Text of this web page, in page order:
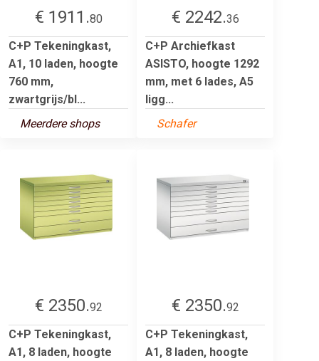
€ 1911.80
C+P Tekeningkast,
A1, 10 laden, hoogte
760 mm,
zwartgrijs/bl...
Meerdere shops
€ 2242.36
C+P Archiefkast
ASISTO, hoogte 1292
mm, met 6 lades, A5
ligg...
Schafer
€ 2350.92
C+P Tekeningkast,
A1, 8 laden, hoogte
€ 2350.92
C+P Tekeningkast,
A1, 8 laden, hoogte